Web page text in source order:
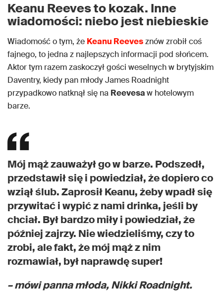
Keanu Reeves to kozak. Inne
wiadomości: niebo jest niebieskie
Wiadomość o tym, że Keanu Reevesznów zrobił coś
fajnego, to jedna z najlepszych informacji pod słońcem.
Aktor tym razem zaskoczył gości weselnych w brytyjskim
Daventry, kiedy pan młody James Roadnight
przypadkowo natknął się na Reevesaw hotelowym
barze.
Mój mąż zauważył go w barze. Podszedł,
przedstawił się i powiedział, że dopiero co
wziął ślub. Zaprosił Keanu, żeby wpadł się
przywitać i wypić z nami drinka, jeśli by
chciał. Był bardzo miły i powiedział, że
później zajrzy. Nie wiedzieliśmy, czy to
zrobi, ale fakt, że mój mąż z nim
rozmawiał, był naprawdę super!
– mówi panna młoda, Nikki Roadnight.